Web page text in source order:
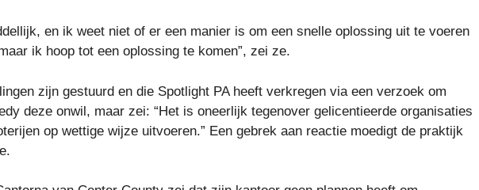
en ik weet niet of er een manier is om een ​​snelle oplossing uit te voeren
ik hoop tot een oplossing te komen”, zei ze.
zijn gestuurd en die Spotlight PA heeft verkregen via een verzoek om
deze onwil, maar zei: “Het is oneerlijk tegenover gelicentieerde organisaties
op wettige wijze uitvoeren.” Een gebrek aan reactie moedigt de praktijk